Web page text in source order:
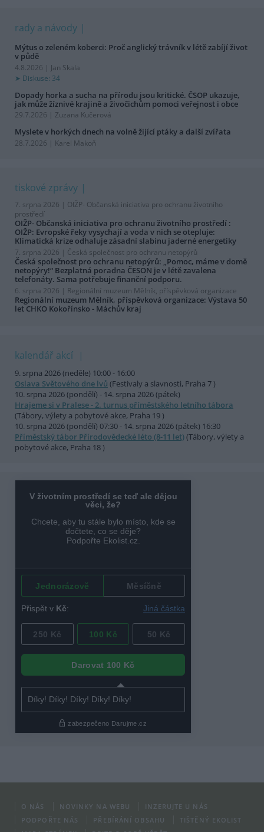
rady a návody
Mýtus o zeleném koberci: Proč anglický trávník v létě zabíjí život
v půdě
4.8.2026 | Jan Skala
Diskuse: 34
Dopady horka a sucha na přírodu jsou kritické. ČSOP ukazuje,
jak může žíznivé krajině a živočichům pomoci veřejnost i obce
29.7.2026 | Zuzana Kučerová
Myslete v horkých dnech na volně žijící ptáky a další zvířata
28.7.2026 | Karel Makoň
tiskové zprávy
7. srpna 2026 | OIŽP- Občanská iniciativa pro ochranu životního
prostředí
OIŽP- Občanská iniciativa pro ochranu životního prostředí :
OIŽP: Evropské řeky vysychají a voda v nich se otepluje:
Klimatická krize odhaluje zásadní slabinu jaderné energetiky
7. srpna 2026 | Česká společnost pro ochranu netopýrů
Česká společnost pro ochranu netopýrů: „Pomoc, máme v domě
netopýry!“ Bezplatná poradna ČESON je v létě zavalena
telefonáty. Sama potřebuje finanční podporu.
6. srpna 2026 | Regionální muzeum Mělník, příspěvková organizace
Regionální muzeum Mělník, příspěvková organizace: Výstava 50
let CHKO Kokořínsko - Máchův kraj
kalendář akcí
9. srpna 2026 (neděle) 10:00 - 16:00
Oslava Světového dne lvů (Festivaly a slavnosti, Praha 7 )
10. srpna 2026 (pondělí) - 14. srpna 2026 (pátek)
Hrajeme si v Pralese - 2. turnus příměstského letního tábora
(Tábory, výlety a pobytové akce, Praha 19 )
10. srpna 2026 (pondělí) 07:30 - 14. srpna 2026 (pátek) 16:30
Příměstský tábor Přírodovědecké léto (8-11 let)(Tábory, výlety a
pobytové akce, Praha 18 )
O NÁS NOVINKY NA WEBU
INZERUJTE U NÁS
PODPOŘTE NÁS
PŘEBÍRÁNÍ OBSAHU
TIŠTĚNÝ EKOLIST